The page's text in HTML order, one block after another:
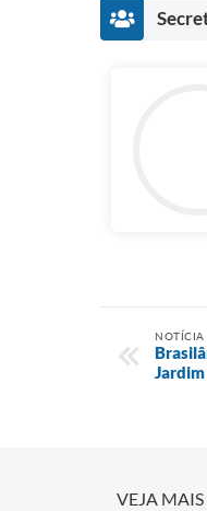
NOTÍCIA
VEJA